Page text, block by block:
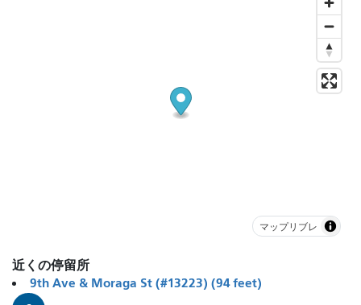
マップリブレ
近くの停留所
9th Ave & Moraga St (#13223) (94 feet)